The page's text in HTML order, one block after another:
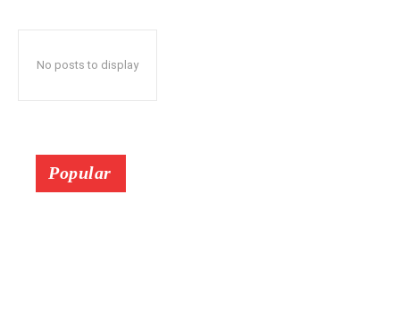
No posts to display
Popular